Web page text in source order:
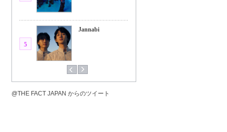
5
Jannabi
@THE FACT JAPAN からのツイート